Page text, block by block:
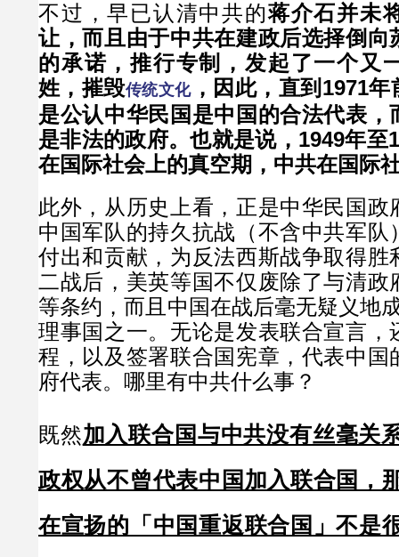
不过，早已认清中共的蒋介石并未
让，而且由于中共在建政后选择倒向
的承诺，推行专制，发起了一个又
姓，摧毁传统文化，因此，直到1971
是公认中华民国是中国的合法代表，
是非法的政府。也就是说，1949年至
在国际社会上的真空期，中共在国际
此外，从历史上看，正是中华民国政
中国军队的持久抗战（不含中共军队
付出和贡献，为反法西斯战争取得胜
二战后，美英等国不仅废除了与清政
等条约，而且中国在战后毫无疑义地
理事国之一。无论是发表联合宣言，
程，以及签署联合国宪章，代表中国
府代表。哪里有中共什么事？
既然加入联合国与中共没有丝毫关
政权从不曾代表中国加入联合国，
在宣扬的「中国重返联合国」不是